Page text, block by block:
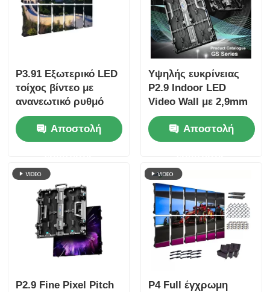
P3.91 Εξωτερικό LED
τοίχος βίντεο με
ανανεωτικό ρυθμό
7680Hz, πλήρη
έγχρωμη οθόνη και
προστασία IP65 για
εκδηλώσεις σκηνής
Αποστολή
Υψηλής ευκρίνειας
P2.9 Indoor LED
Video Wall με 2,9mm
Pixel Pitch 3840 Hz
Refresh Rate και
4500cd/sqm
Αποστολή
P2.9 Fine Pixel Pitch
P4 Full έγχρωμη